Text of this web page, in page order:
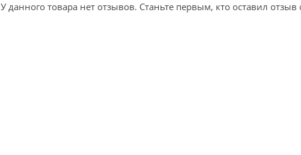
У данного товара нет отзывов. Станьте первым, кто оставил отзыв